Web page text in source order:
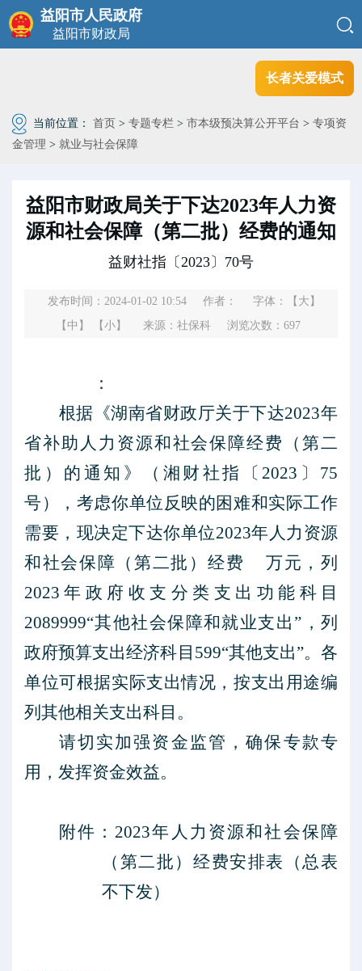
长者关爱模式
益阳市人民政府
益阳市财政局
当前位置： 首页 > 专题专栏 > 市本级预决算公开平台 > 专项资
金管理 > 就业与社会保障
益阳市财政局关于下达2023年人力资
源和社会保障（第二批）经费的通知
益财社指〔2023〕70号
发布时间：2024-01-02 10:54 作者： 字体：
【大】
【中】
【小】 来源：社保科 浏览次数： 697
：
根据《湖南省财政厅关于下达2023年
省补助人力资源和社会保障经费（第二
批）的通知》（湘财社指〔2023〕75
号），考虑你单位反映的困难和实际工作
需要，现决定下达你单位2023年人力资源
和社会保障（第二批）经费 万元，列
2023年政府收支分类支出功能科目
2089999“其他社会保障和就业支出”，列
政府预算支出经济科目599“其他支出”。各
单位可根据实际支出情况，按支出用途编
列其他相关支出科目。
请切实加强资金监管，确保专款专
用，发挥资金效益。
附件： 2023年人力资源和社会保障
（第二批）经费安排表（总表
不下发）